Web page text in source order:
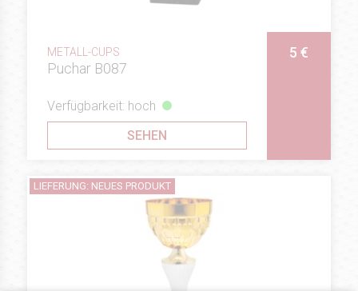
METALL-CUPS
Puchar B087
5 €
Verfügbarkeit: hoch
SEHEN
LIEFERUNG: NEUES PRODUKT